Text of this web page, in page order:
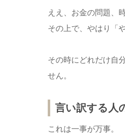
ええ、お金の問題、
その上で、やはり「
その時にどれだけ自
せん。
言い訳する人
これは一事が万事。